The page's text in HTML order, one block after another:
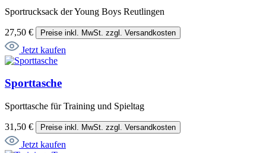
Sportrucksack der Young Boys Reutlingen
27,50 € Preise inkl. MwSt. zzgl. Versandkosten
Jetzt kaufen
Sporttasche
Sporttasche für Training und Spieltag
31,50 € Preise inkl. MwSt. zzgl. Versandkosten
Jetzt kaufen